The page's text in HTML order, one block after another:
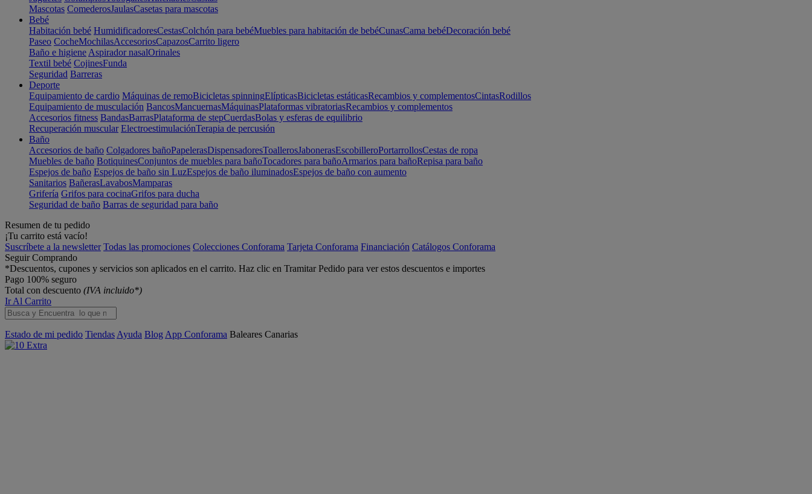
Mascotas ComederosJaulasCasetas para mascotas
Bebé
Habitación bebé HumidificadoresCestasColchón para bebéMuebles para habitación de bebéCunasCama bebéDecoración bebé
Paseo CocheMochilasAccesoriosCapazosCarrito ligero
Baño e higiene Aspirador nasalOrinales
Textil bebé CojinesFunda
Seguridad Barreras
Deporte
Equipamiento de cardio Máquinas de remoBicicletas spinningElípticasBicicletas estáticasRecambios y complementosCintasRodillos
Equipamiento de musculación BancosMancuernasMáquinasPlataformas vibratoriasRecambios y complementos
Accesorios fitness BandasBarrasPlataforma de stepCuerdasBolas y esferas de equilibrio
Recuperación muscular ElectroestimulaciónTerapia de percusión
Baño
Accesorios de baño Colgadores bañoPapelerasDispensadoresToallerosJabonerasEscobilleroPortarrollosCestas de ropa
Muebles de baño BotiquinesConjuntos de muebles para bañoTocadores para bañoArmarios para bañoRepisa para baño
Espejos de baño Espejos de baño sin LuzEspejos de baño iluminadosEspejos de baño con aumento
Sanitarios BañerasLavabosMamparas
Grifería Grifos para cocinaGrifos para ducha
Seguridad de baño Barras de seguridad para baño
Resumen de tu pedido
¡Tu carrito está vacío!
Suscríbete a la newsletter Todas las promociones Colecciones Conforama Tarjeta Conforama Financiación Catálogos Conforama
Seguir Comprando
*Descuentos, cupones y servicios son aplicados en el carrito. Haz clic en Tramitar Pedido para ver estos descuentos e importes
Pago 100% seguro
Total con descuento (IVA incluido*)
Ir Al Carrito
Estado de mi pedido Tiendas Ayuda Blog App Conforama Baleares Canarias